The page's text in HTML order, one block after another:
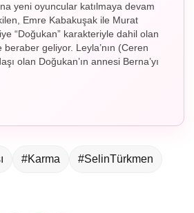
yeni oyuncular katılmaya devam
Emre Kabakuşak ile Murat
“Doğukan” karakteriyle dahil olan
beraber geliyor. Leyla’nın (Ceren
olan Doğukan’ın annesi Berna’yı
#Karma #SelinTürkmen